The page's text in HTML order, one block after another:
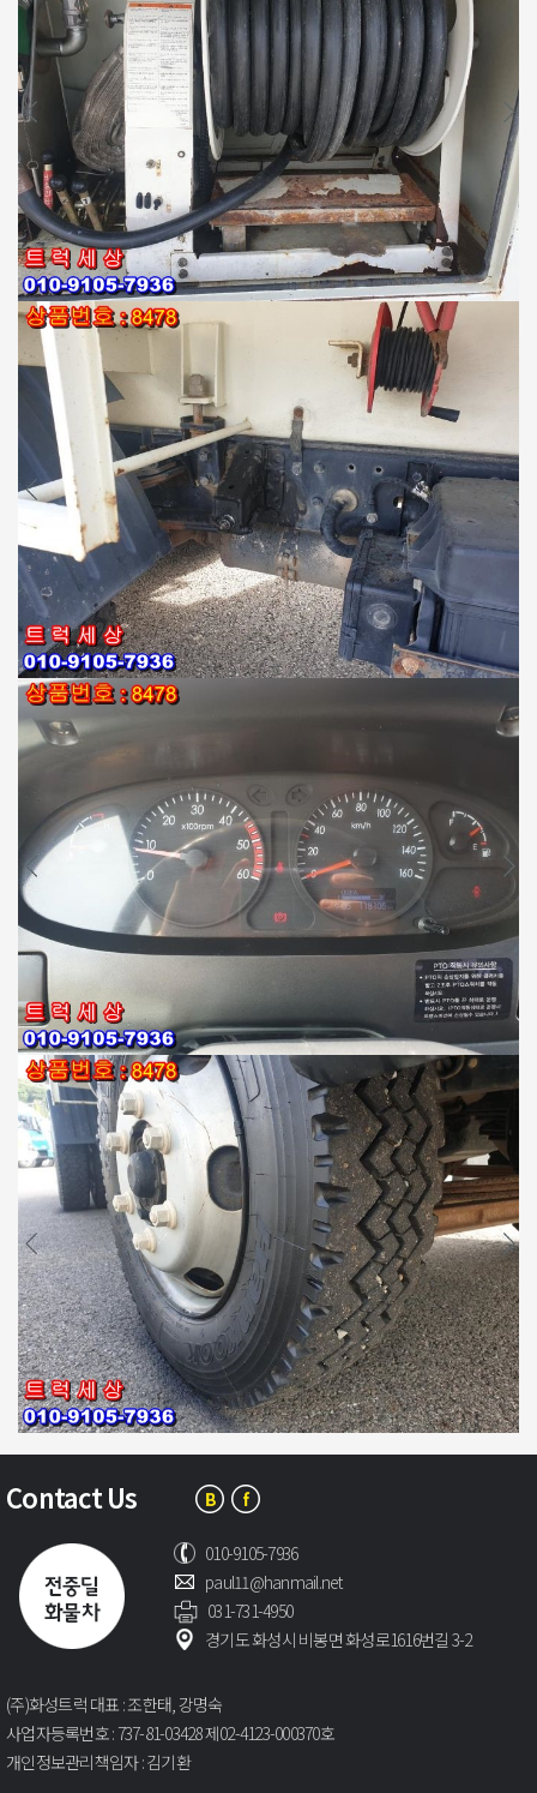
Contact Us
010-9105-7936
paul11@hanmail.net
031-731-4950
경기도 화성시 비봉면 화성로1616번길 3-2
(주)화성트럭 대표 : 조한태, 강명숙
사업자등록번호 : 737-81-03428 제02-4123-000370호
개인정보관리책임자 : 김기환